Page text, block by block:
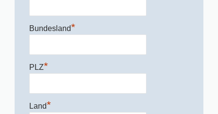
Bundesland*
PLZ*
Land*